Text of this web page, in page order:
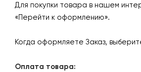
Для покупки товара в нашем
«Перейти к оформлению».
Когда оформляете Заказ,
Оплата товара: